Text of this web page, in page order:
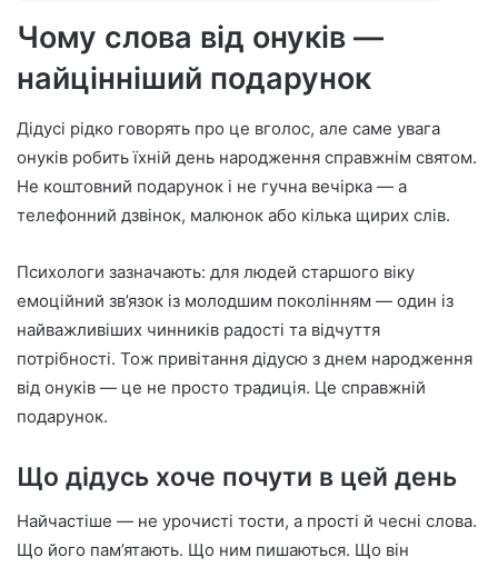
Чому слова від онуків —
найцінніший подарунок
Дідусі рідко говорять про це вголос, але саме увага
онуків робить їхній день народження справжнім святом.
Не коштовний подарунок і не гучна вечірка — а
телефонний дзвінок, малюнок або кілька щирих слів.
Психологи зазначають: для людей старшого віку
емоційний зв’язок із молодшим поколінням — один із
найважливіших чинників радості та відчуття
потрібності. Тож привітання дідусю з днем народження
від онуків — це не просто традиція. Це справжній
подарунок.
Що дідусь хоче почути в цей день
Найчастіше — не урочисті тости, а прості й чесні слова.
Що його пам’ятають. Що ним пишаються. Що він